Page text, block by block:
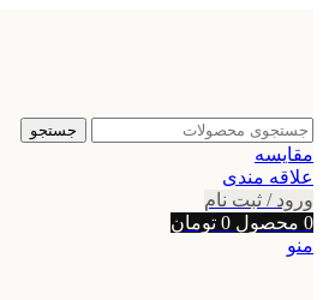
جستجو
مقایسه
علاقه مندی
ورود / ثبت نام
0 محصول 0 تومان
منو